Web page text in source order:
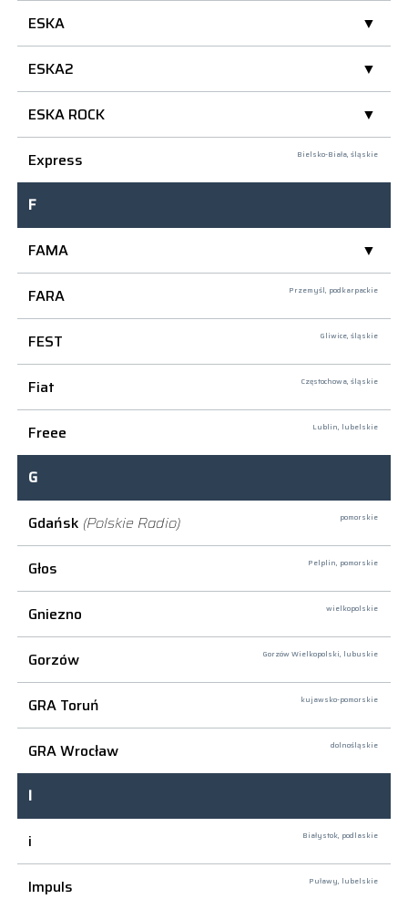
ESKA
ESKA2
ESKA ROCK
Express
Bielsko-Biała, śląskie
F
FAMA
FARA
Przemyśl, podkarpackie
FEST Gliwice, śląskie
Fiat Częstochowa, śląskie
Freee Lublin, lubelskie
G
Gdańsk (Polskie Radio) pomorskie
Głos Pelplin, pomorskie
Gniezno wielkopolskie
Gorzów Gorzów Wielkopolski, lubuskie
GRA Toruń kujawsko-pomorskie
GRA Wrocław dolnośląskie
I
i
Białystok, podlaskie
Impuls Puławy, lubelskie